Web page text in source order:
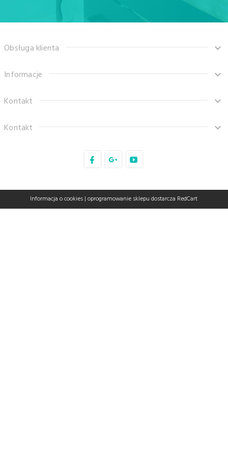
Obsługa klienta
Informacje
Kontakt
Kontakt
sklep@tanaro.pl
Informacja o cookies |oprogramowanie sklepu dostarcza RedCart